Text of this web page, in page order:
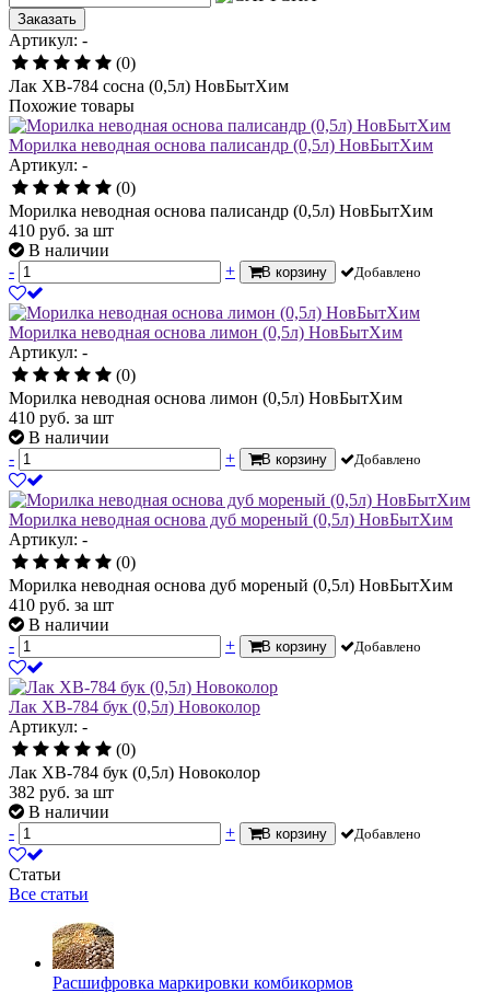
Заказать
Артикул: -
(0)
Лак ХВ-784 сосна (0,5л) НовБытХим
Похожие товары
Морилка неводная основа палисандр (0,5л) НовБытХим
Артикул: -
(0)
Морилка неводная основа палисандр (0,5л) НовБытХим
410 руб. за шт
В наличии
-
+ В корзину Добавлено
Морилка неводная основа лимон (0,5л) НовБытХим
Артикул: -
(0)
Морилка неводная основа лимон (0,5л) НовБытХим
410 руб. за шт
В наличии
-
+ В корзину Добавлено
Морилка неводная основа дуб мореный (0,5л) НовБытХим
Артикул: -
(0)
Морилка неводная основа дуб мореный (0,5л) НовБытХим
410 руб. за шт
В наличии
-
+ В корзину Добавлено
Лак ХВ-784 бук (0,5л) Новоколор
Артикул: -
(0)
Лак ХВ-784 бук (0,5л) Новоколор
382 руб. за шт
В наличии
-
+ В корзину Добавлено
Статьи
Все статьи
Расшифровка маркировки комбикормов